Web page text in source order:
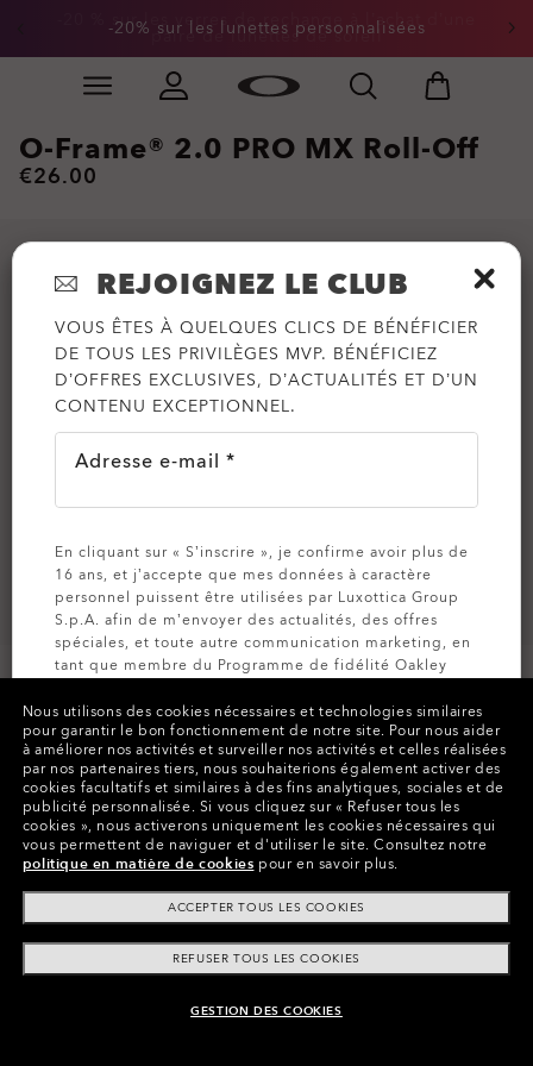
Skip to
-20% sur les lunettes personnalisées
-20 % sur les verres de rechange à l’achat d’une
paire de lunettes de soleil
Slide 1 of 2. -20% sur les lunettes personnalisées
AJOUTER AU PANIER
O-Frame® 2.0 PRO MX Roll-Off
€26.00
Couleurs (1) Clear
Payer par tranche
Nous utilisons des cookies nécessaires et technologies similaires
pour garantir le bon fonctionnement de notre site. Pour nous aider
à améliorer nos activités et surveiller nos activités et celles réalisées
par nos partenaires tiers, nous souhaiterions également activer des
cookies facultatifs et similaires à des fins analytiques, sociales et de
publicité personnalisée. Si vous cliquez sur « Refuser tous les
cookies », nous activerons uniquement les cookies nécessaires qui
vous permettent de naviguer et d'utiliser le site. Consultez notre
politique en matière de cookies pour en savoir plus.
ACCEPTER TOUS LES COOKIES
REFUSER TOUS LES COOKIES
GESTION DES COOKIES
REJOIGNEZ LE CLUB
VOUS ÊTES À QUELQUES CLICS DE BÉNÉFICIER
DE TOUS LES PRIVILÈGES MVP. BÉNÉFICIEZ
D’OFFRES EXCLUSIVES, D’ACTUALITÉS ET D’UN
CONTENU EXCEPTIONNEL.
Adresse e-mail *
En cliquant sur « S’inscrire », je confirme avoir plus de
16 ans, et j’accepte que mes données à caractère
personnel puissent être utilisées par Luxottica Group
S.p.A. afin de m’envoyer des actualités, des offres
spéciales, et toute autre communication marketing, en
tant que membre du Programme de fidélité Oakley
de Confidentialitépour plus d’informations).
INSCRIVEZ-VOUS